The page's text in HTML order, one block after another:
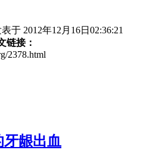
表于 2012年12月16日02:36:21
链接：
2378.html
龈出血